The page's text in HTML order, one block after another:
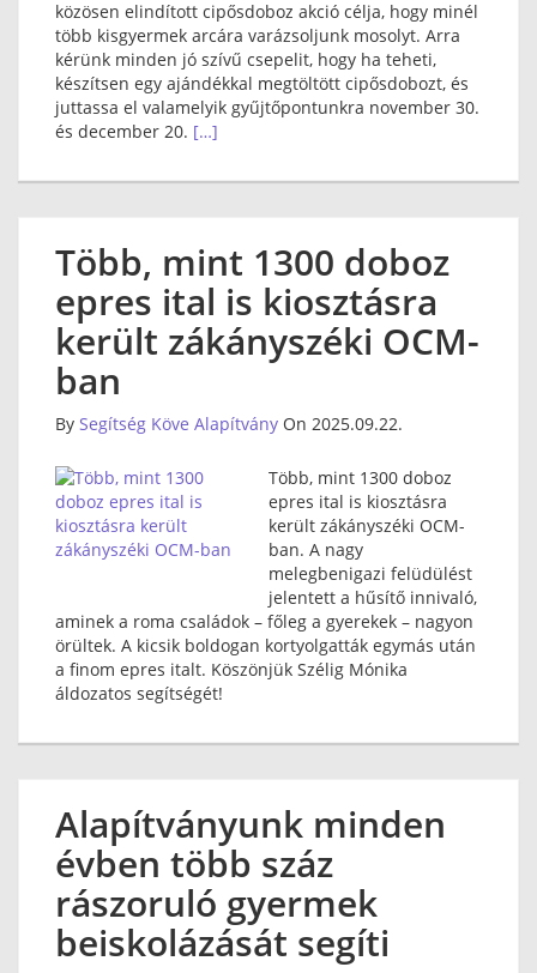
közösen elindított cipősdoboz akció célja, hogy minél
több kisgyermek arcára varázsoljunk mosolyt. Arra
kérünk minden jó szívű csepelit, hogy ha teheti,
készítsen egy ajándékkal megtöltött cipősdobozt, és
juttassa el valamelyik gyűjtőpontunkra november 30.
és december 20. […]
Több, mint 1300 doboz
epres ital is kiosztásra
került zákányszéki OCM-
ban
By Segítség Köve Alapítvány On 2025.09.22.
Több, mint 1300 doboz
epres ital is kiosztásra
került zákányszéki OCM-
ban. A nagy
melegbenigazi felüdülést
jelentett a hűsítő innivaló,
aminek a roma családok – főleg a gyerekek – nagyon
örültek. A kicsik boldogan kortyolgatták egymás után
a finom epres italt. Köszönjük Szélig Mónika
áldozatos segítségét!
Alapítványunk minden
évben több száz
rászoruló gyermek
beiskolázását segíti